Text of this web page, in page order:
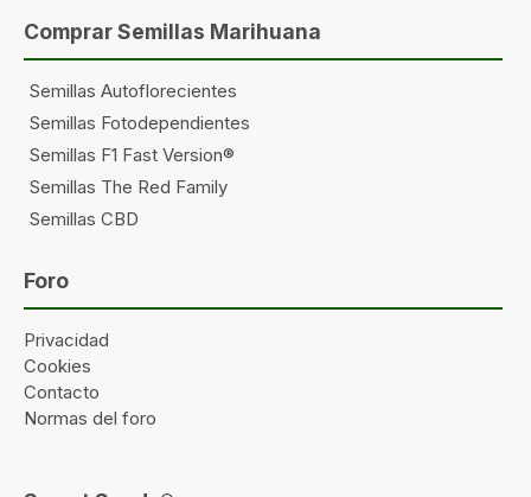
Comprar Semillas Marihuana
Semillas Autoflorecientes
Semillas Fotodependientes
Semillas F1 Fast Version®
Semillas The Red Family
Semillas CBD
Foro
Privacidad
Cookies
Contacto
Normas del foro